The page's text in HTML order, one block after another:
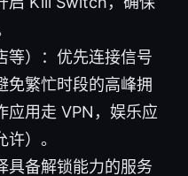
等）：优先连接信号
免繁忙时段的高峰拥
应用走 VPN，娱乐应
）。
具备解锁能力的服务